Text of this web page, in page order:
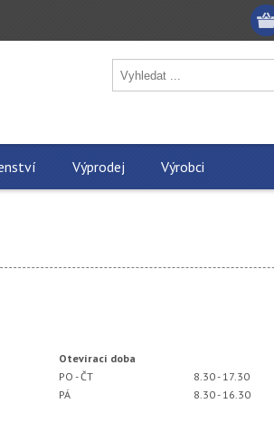
Výprodej Výrobci
Otevírací doba
PO - ČT
8.30 - 17.30
PÁ
8.30 - 16.30